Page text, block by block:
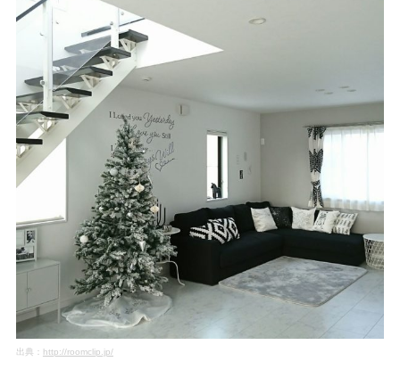
出典： http://roomclip.jp/